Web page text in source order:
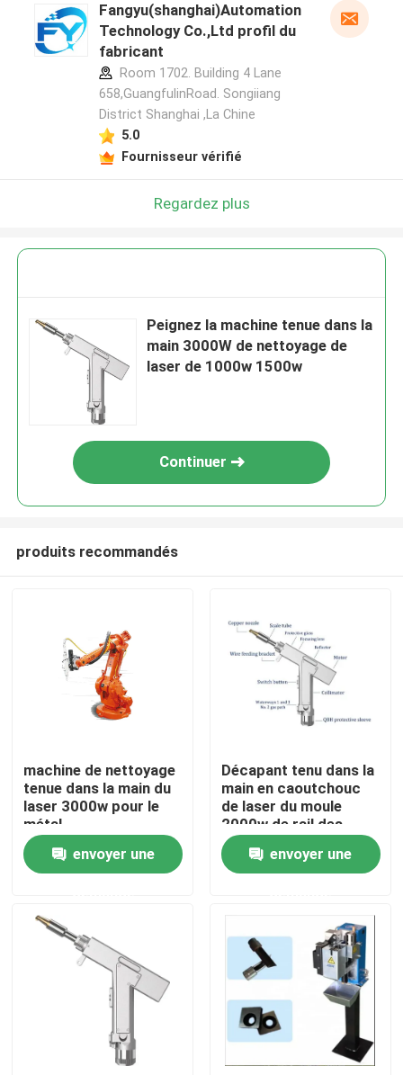
Maison
Produits
Vidéos
Au sujet de nous
Visite d'usine
Contrôle de qualité
Fangyu(shanghai)Automation
Technology Co.,Ltd profil du
fabricant
Room 1702. Building 4 Lane
658,GuangfulinRoad. Songiiang
District Shanghai ,La Chine
5.0
Fournisseur vérifié
Regardez plus
Peignez la machine tenue dans la
main 3000W de nettoyage de
laser de 1000w 1500w
Continuer
produits recommandés
machine de nettoyage
tenue dans la main du
laser 3000w pour le
métal
envoyer une
Décapant tenu dans la
main en caoutchouc
de laser du moule
2000w de rail des
véhicules à moteur
envoyer une